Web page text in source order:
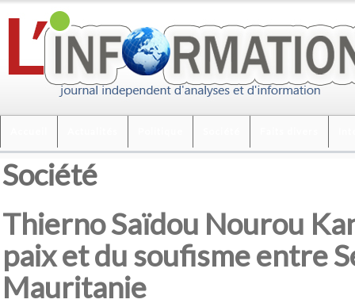
Société
Thierno Saïdou Nourou
paix et du soufisme entre
Mauritanie